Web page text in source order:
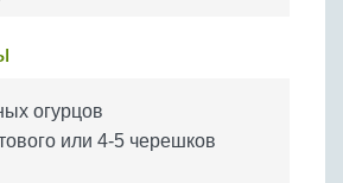
огурцов
или 4-5 черешков